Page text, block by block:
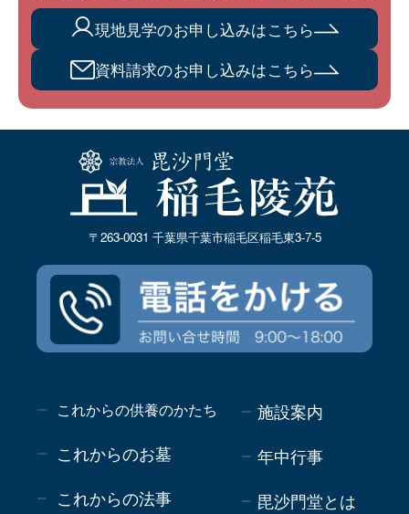
現地見学のお申し込みはこちら
資料請求のお申し込みはこちら
〒263-0031 千葉県千葉市稲毛区稲毛東3-7-5
これからの供養のかたち
これからのお墓
これからの法事
施設案内
年中行事
毘沙門堂とは